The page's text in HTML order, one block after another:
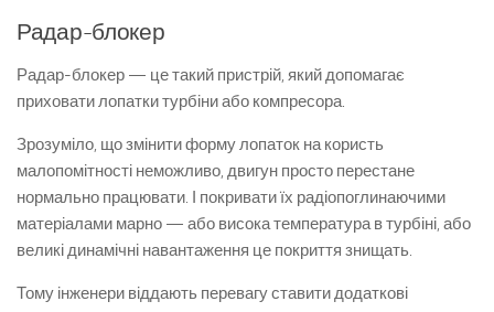
Радар-блокер
Радар-блокер — це такий пристрій, який допомагає
приховати лопатки турбіни або компресора.
Зрозуміло, що змінити форму лопаток на користь
малопомітності неможливо, двигун просто перестане
нормально працювати. І покривати їх радіопоглинаючими
матеріалами марно — або висока температура в турбіні, або
великі динамічні навантаження це покриття знищать.
Тому інженери віддають перевагу ставити додаткові